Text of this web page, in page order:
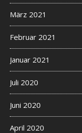
März 2021
Februar 2021
Januar 2021
Juli 2020
Juni 2020
April 2020